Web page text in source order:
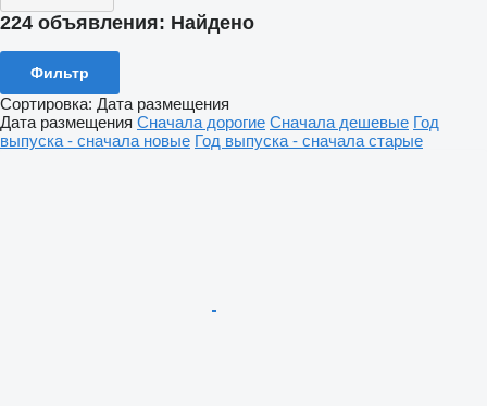
224 объявления: Найдено
Фильтр
Сортировка: Дата размещения
Дата размещения Сначала дорогие Сначала дешевые Год
выпуска - сначала новые Год выпуска - сначала старые